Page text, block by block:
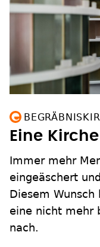
Eine
Immer mehr
eingeäschert
Diesem
eine nicht mehr
nach.